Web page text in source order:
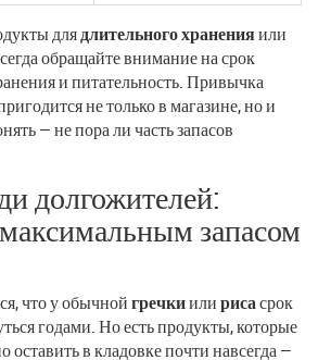
длядлительного храненияили
обращайте внимание на срок
и питательность. Привычка
не только в магазине, но и
— не пора ли часть запасов
долгожителей:
запасом
что у обычнойгречкиилирисасрок
годами. Но есть продукты, которые
оставить в кладовке почти навсегда —